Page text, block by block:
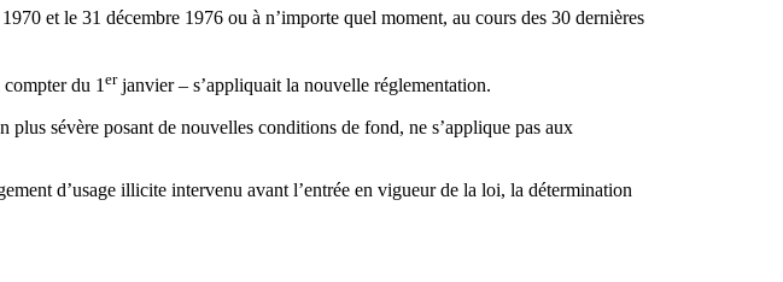
et le 31 décembre 1976 ou à n’importe quel moment, au cours des 30 dernières
compter du 1erjanvier – s’appliquait la nouvelle réglementation.
sévère posant de nouvelles conditions de fond, ne s’applique pas aux
d’usage illicite intervenu avant l’entrée en vigueur de la loi, la détermination